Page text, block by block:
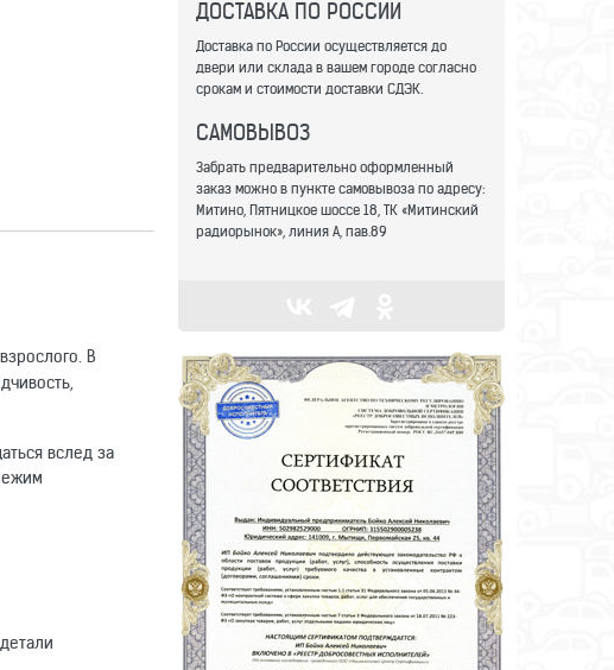
В
вслед за
ДОСТАВКА ПО РОССИИ
Доставка по России осуществляется до
двери или склада в вашем городе согласно
срокам и стоимости доставки СДЭК.
САМОВЫВОЗ
Забрать предварительно оформленный
заказ можно в пункте самовывоза по адресу:
Митино, Пятницкое шоссе 18, ТК «Митинский
радиорынок», линия А, пав.89